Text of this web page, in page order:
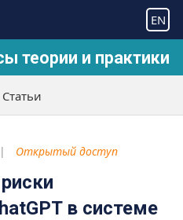
EN
теории и практики
Статьи
Открытый доступ
в системе